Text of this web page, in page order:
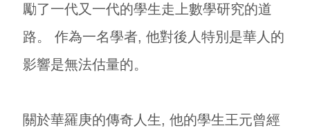
勵了一代又一代的學生走上數學研究的道
路。 作為一名學者, 他對後人特別是華人的
影響是無法估量的。
關於華羅庚的傳奇人生, 他的學生王元曾經